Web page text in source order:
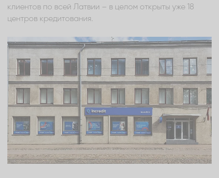
клиентов по всей Латвии – в целом открыты уже 18
центров кредитования.